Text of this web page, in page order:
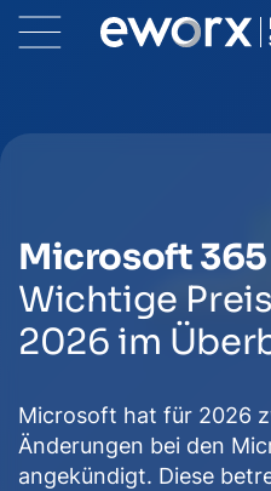
Microsoft 365
Wichtige
2026 im
Microsoft hat für 2026
Änderungen bei den
angekündigt. Diese